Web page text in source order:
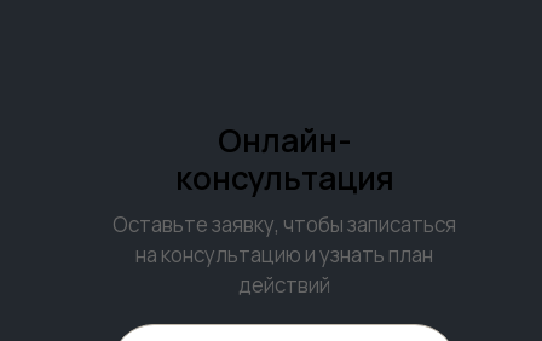
Онлайн-
консультация
Оставьте заявку, чтобы записаться
на консультацию и узнать план
действий